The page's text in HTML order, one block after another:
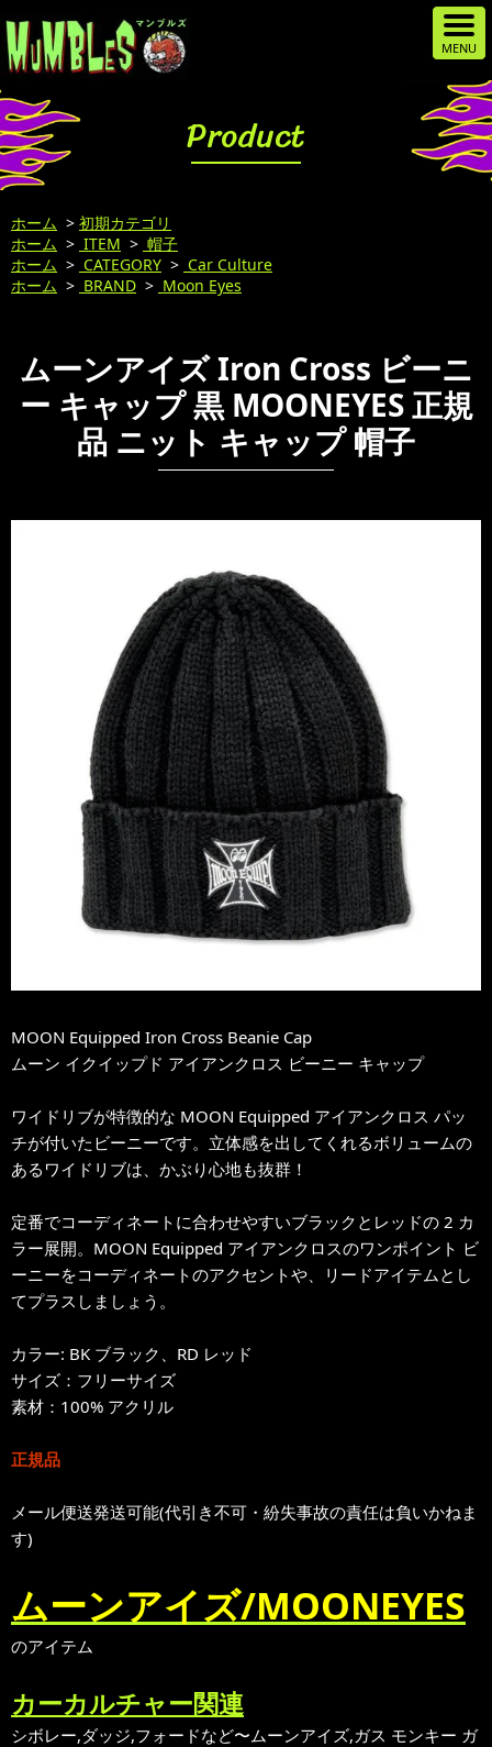
Product
ホーム > 初期カテゴリ
ホーム > ITEM > 帽子
ホーム > CATEGORY > Car Culture
ホーム > BRAND > Moon Eyes
ムーンアイズ Iron Cross ビーニ
ー キャップ 黒 MOONEYES 正規
品 ニット キャップ 帽子
MOON Equipped Iron Cross Beanie Cap
ムーン イクイップド アイアンクロス ビーニー キャップ
ワイドリブが特徴的な MOON Equipped アイアンクロス パッ
チが付いたビーニーです。立体感を出してくれるボリュームの
あるワイドリブは、かぶり心地も抜群！
定番でコーディネートに合わせやすいブラックとレッドの 2 カ
ラー展開。MOON Equipped アイアンクロスのワンポイント ビ
ーニーをコーディネートのアクセントや、リードアイテムとし
てプラスしましょう。
カラー: BK ブラック、RD レッド
サイズ：フリーサイズ
素材：100% アクリル
正規品
メール便送発送可能(代引き不可・紛失事故の責任は負いかねま
す)
ムーンアイズ/MOONEYES
のアイテム
カーカルチャー関連
シボレー,ダッジ,フォードなど〜ムーンアイズ,ガス モンキー ガ